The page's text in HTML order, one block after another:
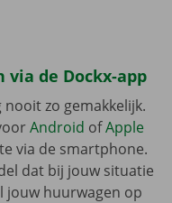
via de Dockx-app
zo gemakkelijk.
Android ofApple
via de smartphone.
dat bij jouw situatie
jouw huurwagen op